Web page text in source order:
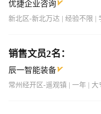
优捷企业咨询
新北区-新北万达 | 经验不限 |
销售文员2名：
辰一智能装备
常州经开区-遥观镇 | 一年 | 大